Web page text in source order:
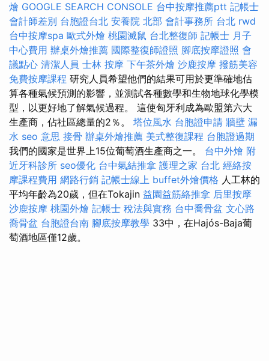
燴 GOOGLE SEARCH CONSOLE 台中按摩推薦ptt 記帳士
會計師差別 台胞證台北 安養院 北部 會計事務所 台北 rwd
台中按摩spa 歐式外燴 桃園滅鼠 台北整復師 記帳士 月子
中心費用 辦桌外燴推薦 國際整復師證照 腳底按摩證照 會
議點心 清潔人員 士林 按摩 下午茶外燴 沙鹿按摩 撥筋美容
免費按摩課程 研究人員希望他們的結果可用於更準確地估
算各種氣候預測的影響，並測試各種數學和生物地球化學模
型，以更好地了解氣候過程。 這使匈牙利成為歐盟第六大
生產商，佔社區總量的2％。 塔位風水 台胞證申請 牆壁 漏
水 seo 意思 接骨 辦桌外燴推薦 美式整復課程 台胞證過期
我們的國家是世界上15位葡萄酒生產商之一。 台中外燴 附
近牙科診所 seo優化 台中氣結推拿 護理之家 台北 經絡按
摩課程費用 網路行銷 記帳士線上 buffet外燴價格 人工林的
平均年齡為20歲，但在Tokajin 益園益筋絡推拿 后里按摩
沙鹿按摩 桃園外燴 記帳士 稅法與實務 台中喬骨盆 文心路
喬骨盆 台胞證台南 腳底按摩教學 33中，在Hajós-Baja葡
萄酒地區僅12歲。